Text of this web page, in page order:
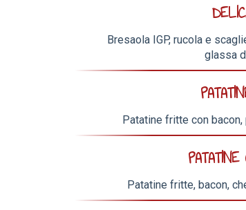
Bresaola IGP, rucola e
glassa
Patatine fritte con
Patatine fritte, bacon,